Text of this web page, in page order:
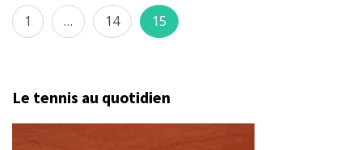
Pagination
des
Page
1 … Page
14 Page
15
Le tennis au quotidien